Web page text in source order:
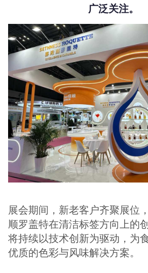
广泛关注。
展会期间，新老客户齐聚展位
顺罗盖特在清洁标签方向上的
将持续以技术创新为驱动，为
优质的色彩与风味解决方案。